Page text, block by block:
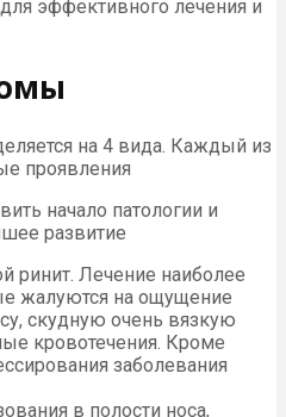
эффективного лечения и
на 4 вида. Каждый из
проявления
начало патологии и
развитие
ринит. Лечение наиболее
жалуются на ощущение
скудную очень вязкую
кровотечения. Кроме
заболевания
в полости носа,